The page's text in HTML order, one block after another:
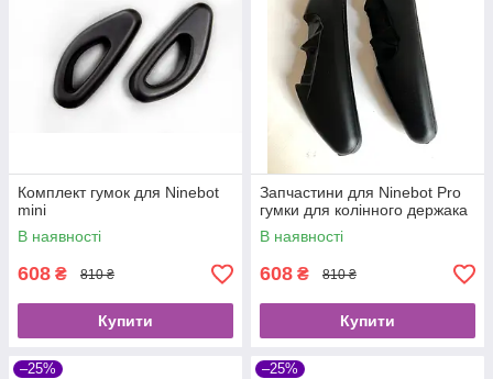
Комплект гумок для Ninebot
mini
В наявності
608 ₴ 810 ₴
Купити
Запчастини для Ninebot Pro
гумки для колінного держака
В наявності
608 ₴ 810 ₴
Купити
–25% –25%